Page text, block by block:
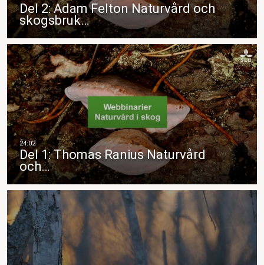
Del 2: Adam Felton Naturvård och
skogsbruk…
Del 1: Thomas Ranius Naturvård
och…